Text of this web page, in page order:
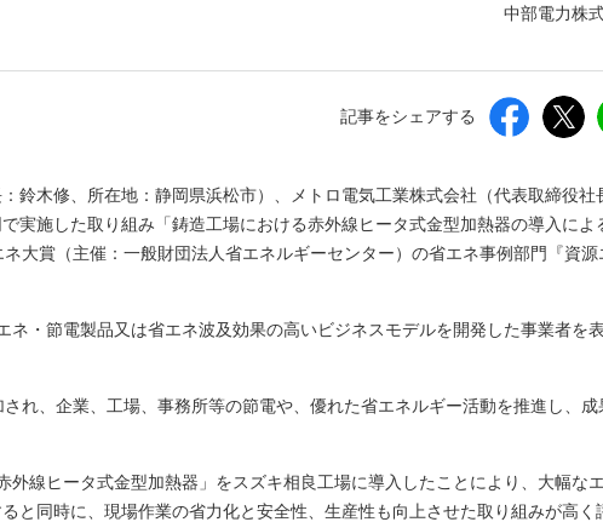
中部電力株
記事をシェアする
鈴木修、所在地：静岡県浜松市）、メトロ電気工業株式会社（代表取締役社
実施した取り組み「鋳造工場における赤外線ヒータ式金型加熱器の導入によ
大賞（主催：一般財団法人省エネルギーセンター）の省エネ事例部門『資源
ネ・節電製品又は省エネ波及効果の高いビジネスモデルを開発した事業者を
れ、企業、工場、事務所等の節電や、優れた省エネルギー活動を推進し、成
外線ヒータ式金型加熱器」をスズキ相良工場に導入したことにより、大幅な
と同時に、現場作業の省力化と安全性、生産性も向上させた取り組みが高く